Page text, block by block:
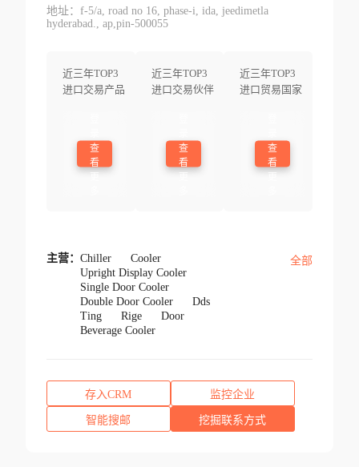
地址：f-5/a, road no 16, phase-i, ida, jeedimetla
hyderabad., ap,pin-500055
近三年TOP3
进口交易产品
查
看
近三年TOP3
进口交易伙伴
查
看
近三年TOP3
进口贸易国家
查
看
主营： Chiller
Cooler
Upright Display Cooler
Single Door Cooler
Double Door Cooler
Dds
Ting
Rige
Door
Beverage Cooler
全部
存入CRM 监控企业
智能搜邮 挖掘联系方式